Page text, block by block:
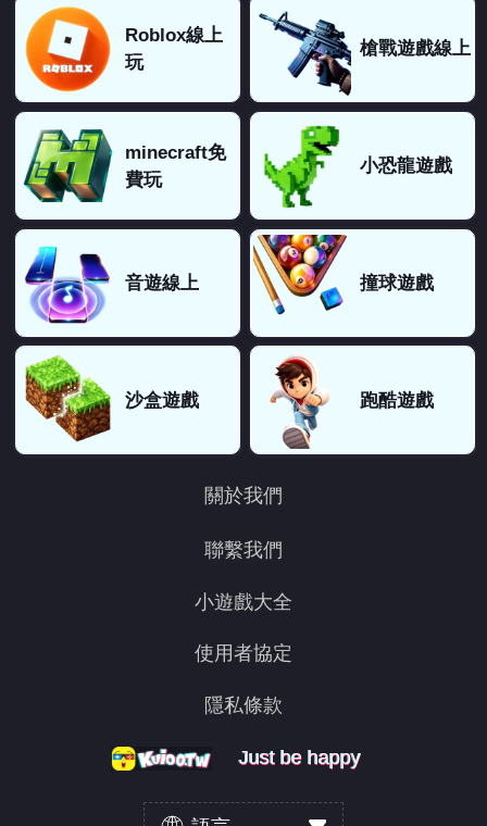
Roblox線上
玩
槍戰遊戲線上
minecraft免
費玩
小恐龍遊戲
音遊線上 撞球遊戲
沙盒遊戲 跑酷遊戲
關於我們
聯繫我們
小遊戲大全
使用者協定
隱私條款
Just be happy
Just be happy
Just be happy